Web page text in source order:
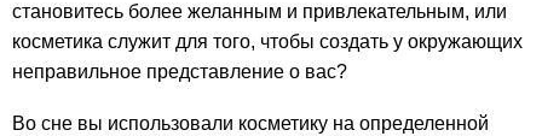
становитесь более желанным и привлекательным, или
косметика служит для того, чтобы создать у окружающих
неправильное представление о вас?
Во сне вы использовали косметику на определенной